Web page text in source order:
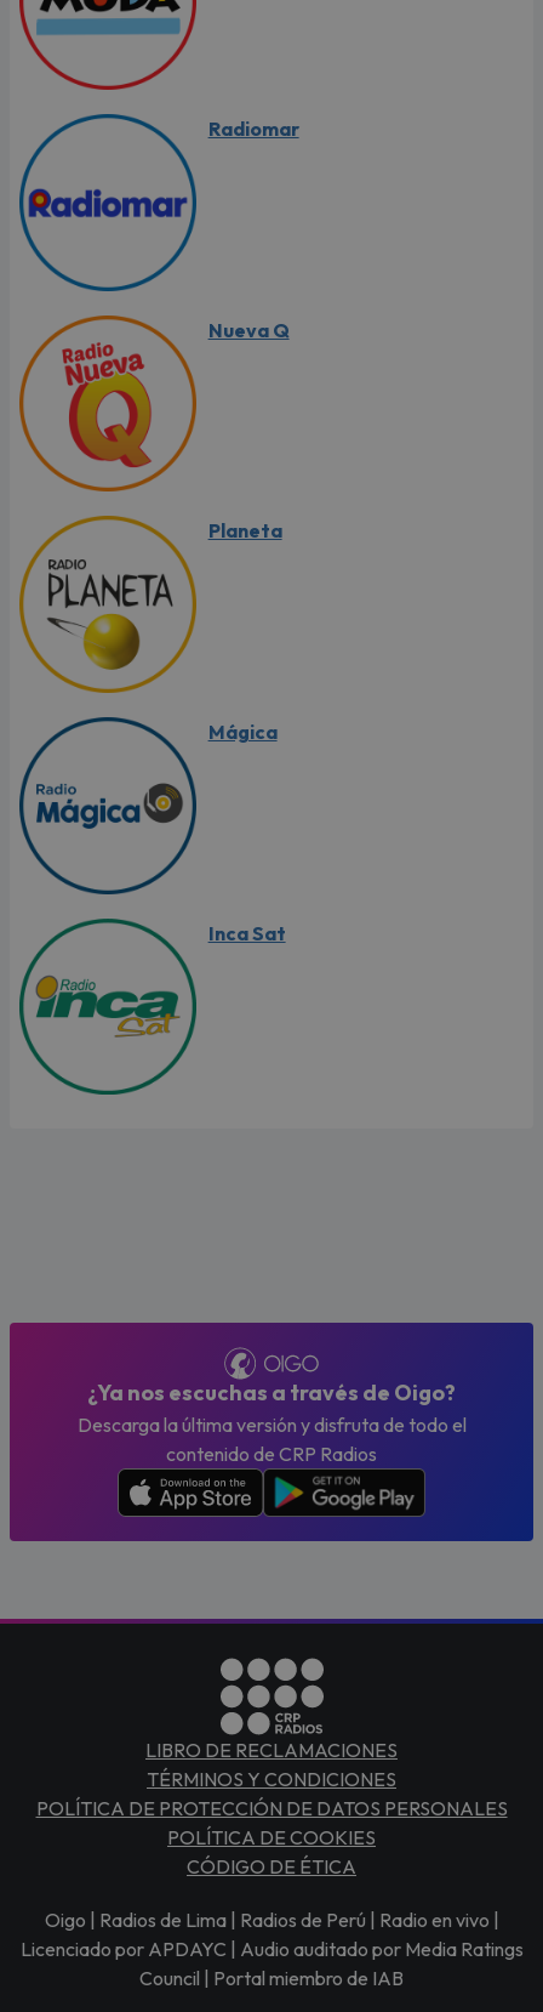
Radiomar
Nueva Q
Planeta
Mágica
Inca Sat
¿Ya nos escuchas a través de Oigo?
Descarga la última versión y disfruta de todo el
contenido de CRP Radios
LIBRO DE RECLAMACIONES
TÉRMINOS Y CONDICIONES
POLÍTICA DE PROTECCIÓN DE DATOS PERSONALES
POLÍTICA DE COOKIES
CÓDIGO DE ÉTICA
Oigo | Radios de Lima | Radios de Perú | Radio en vivo |
Licenciado por APDAYC | Audio auditado por Media Ratings
Council | Portal miembro de IAB